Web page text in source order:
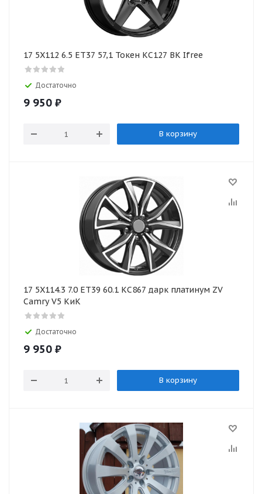
17 5X112 6.5 ET37 57,1 Токен КС127 BK Ifree
Достаточно
9 950 ₽
В корзину
17 5X114.3 7.0 ET39 60.1 КС867 дарк платинум ZV
Camry V5 КиК
Достаточно
9 950 ₽
В корзину